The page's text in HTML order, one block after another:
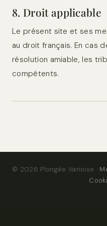
8. Droit applicable
Le présent site et ses
au droit français. En cas
résolution amiable, les
compétents.
© 2026 Plongée Vanoise ·